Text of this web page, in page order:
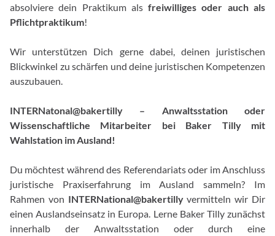
absolviere dein Praktikum alsfreiwilliges oder auch als
Pflichtpraktikum!
Wir unterstützen Dich gerne dabei, deinen juristischen
Blickwinkel zu schärfen und deine juristischen Kompetenzen
auszubauen.
INTERNatonal@bakertilly – Anwaltsstation oder
Wissenschaftliche Mitarbeiter bei Baker Tilly mit
Wahlstation im Ausland!
Du möchtest während des Referendariats oder im Anschluss
juristische Praxiserfahrung im Ausland sammeln? Im
Rahmen von INTERNational@bakertillyvermitteln wir Dir
einen Auslandseinsatz in Europa. Lerne Baker Tilly zunächst
innerhalb der Anwaltsstation oder durch eine